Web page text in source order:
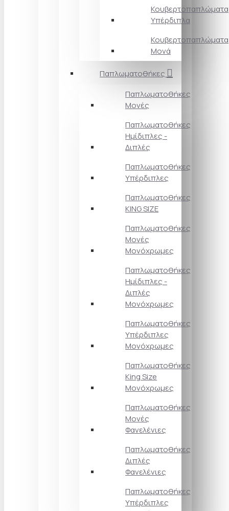
Κουβερτοπαπλώματα
Υπέρδιπλα
Κουβερτοπαπλώματα
Μονά
Παπλωματοθήκες
Παπλωματοθήκες
Μονές
Παπλωματοθήκες
Ημίδιπλες -
Διπλές
Παπλωματοθήκες
Υπέρδιπλες
Παπλωματοθήκες
KING SIZE
Παπλωματοθήκες
Μονές
Μονόχρωμες
Παπλωματοθήκες
Ημίδιπλες -
Διπλές
Μονόχρωμες
Παπλωματοθήκες
Υπέρδιπλες
Μονόχρωμες
Παπλωματοθήκες
King Size
Μονόχρωμες
Παπλωματοθήκες
Μονές
Φανελένιες
Παπλωματοθήκες
Διπλές
Φανελένιες
Παπλωματοθήκες
Υπέρδιπλες